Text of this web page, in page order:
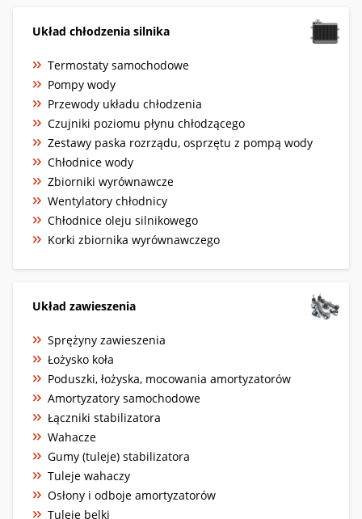
Układ chłodzenia silnika
Termostaty samochodowe
Pompy wody
Przewody układu chłodzenia
Czujniki poziomu płynu chłodzącego
Zestawy paska rozrządu, osprzętu z pompą wody
Chłodnice wody
Zbiorniki wyrównawcze
Wentylatory chłodnicy
Chłodnice oleju silnikowego
Korki zbiornika wyrównawczego
Układ zawieszenia
Sprężyny zawieszenia
Łożysko koła
Poduszki, łożyska, mocowania amortyzatorów
Amortyzatory samochodowe
Łączniki stabilizatora
Wahacze
Gumy (tuleje) stabilizatora
Tuleje wahaczy
Osłony i odboje amortyzatorów
Tuleje belki